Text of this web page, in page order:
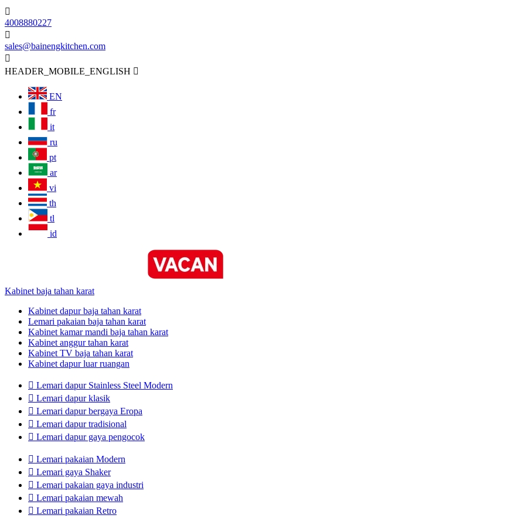

4008880227

sales@bainengkitchen.com

HEADER_MOBILE_ENGLISH 
EN
fr
it
ru
pt
ar
vi
th
tl
id
Kabinet baja tahan karat
Kabinet dapur baja tahan karat
Lemari pakaian baja tahan karat
Kabinet kamar mandi baja tahan karat
Kabinet anggur tahan karat
Kabinet TV baja tahan karat
Kabinet dapur luar ruangan
 Lemari dapur Stainless Steel Modern
 Lemari dapur klasik
 Lemari dapur bergaya Eropa
 Lemari dapur tradisional
 Lemari dapur gaya pengocok
 Lemari pakaian Modern
 Lemari gaya Shaker
 Lemari pakaian gaya industri
 Lemari pakaian mewah
 Lemari pakaian Retro